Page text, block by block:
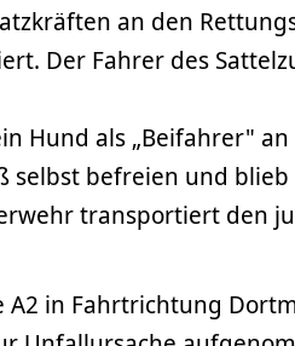
an den
Der Fahrer des
Hund als „Beifahrer" an
selbst befreien und blieb
transportiert den
in Fahrtrichtung